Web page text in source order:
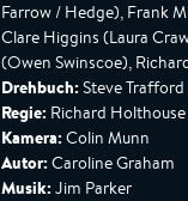
Farrow / Hedge), Frank
Clare Higgins (Laura
(Owen Swinscoe),
Drehbuch: Steve Trafford
Regie: Richard Holthouse
Kamera: Colin Munn
Autor: Caroline Graham
Musik: Jim Parker